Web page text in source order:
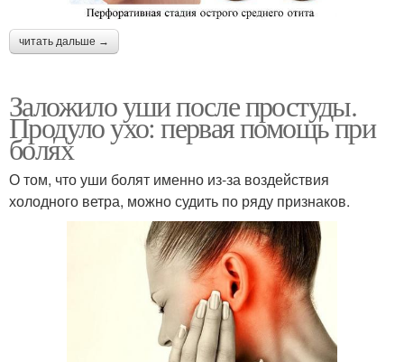
читать дальше →
Заложило уши после простуды.
Продуло ухо: первая помощь при
болях
О том, что уши болят именно из-за воздействия
холодного ветра, можно судить по ряду признаков.